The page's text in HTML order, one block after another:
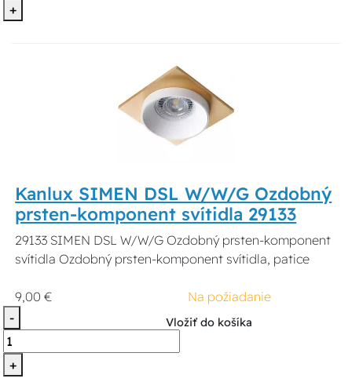
+
Kanlux SIMEN DSL W/W/G Ozdobný
prsten-komponent svítidla 29133
29133 SIMEN DSL W/W/G Ozdobný prsten-komponent
svítidla Ozdobný prsten-komponent svítidla, patice
9,00 €
Na požiadanie
-
+
Vložiť do košíka